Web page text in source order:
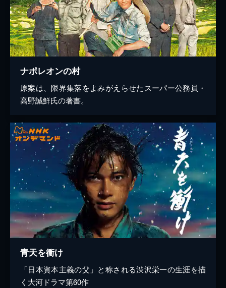
ナポレオンの村
原案は、限界集落をよみがえらせたスーパー公務員・
高野誠鮮氏の著書。
青天を衝け
「日本資本主義の父」と称される渋沢栄一の生涯を描
く大河ドラマ第60作